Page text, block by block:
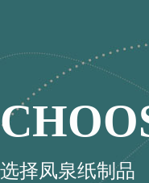
选择凤泉纸制品